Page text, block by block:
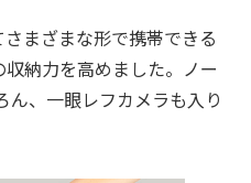
まざまな形で携帯できる
納力を高めました。ノー
ん、一眼レフカメラも入り